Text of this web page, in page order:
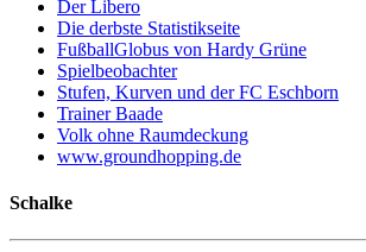
Der Libero
Die derbste Statistikseite
FußballGlobus von Hardy Grüne
Spielbeobachter
Stufen, Kurven und der FC Eschborn
Trainer Baade
Volk ohne Raumdeckung
www.groundhopping.de
Schalke